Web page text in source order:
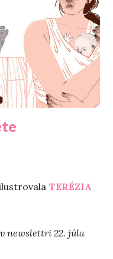
ilustrovala TERÉZIA
newslettri 22. júla